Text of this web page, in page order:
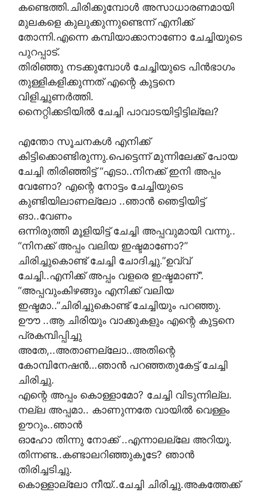
കണ്ടെത്തി.ചിരിക്കുമ്പോൾ അസാധാരണമായി
മുലകളെ കുലുക്കുന്നുണ്ടെന്ന് എനിക്ക്
തോന്നി.എന്നെ കമ്പിയാക്കാനാണോ ചേച്ചിയുടെ
പുറപ്പാട്.
തിരിഞ്ഞു നടക്കുമ്പോൾ ചേച്ചിയുടെ പിൻഭാഗം
തുള്ളികളിക്കുന്നത് എന്റെ കുട്ടനെ
വിളിച്ചുണർത്തി.
നൈറ്റിക്കടിയിൽ ചേച്ചി പാവാടയിട്ടിട്ടില്ലേ?
എന്തോ സൂചനകൾ എനിക്ക്
കിട്ടിക്കൊണ്ടിരുന്നു.പെട്ടെന്ന് മുന്നിലേക്ക് പോയ
ചേച്ചി തിരിഞ്ഞിട്ട് “എടാ..നിനക്ക് ഇനി അപ്പം
വേണോ? എന്റെ നോട്ടം ചേച്ചിയുടെ
കുണ്ടിയിലാണല്ലോ ..ഞാൻ ഞെട്ടിയിട്ട്
ങാ..വേണം
ഒന്നിരുത്തി മൂളിയിട്ട് ചേച്ചി അപ്പവുമായി വന്നു..
“നിനക്ക് അപ്പം വലിയ ഇഷ്ടമാണോ?”
ചിരിച്ചുകൊണ്ട് ചേച്ചി ചോദിച്ചു.”ഉവ്വ്
ചേച്ചി..എനിക്ക് അപ്പം വളരെ ഇഷ്ടമാണ്”.
“അപ്പവുംകിഴങ്ങും എനിക്ക് വലിയ
ഇഷ്ടമാ..”ചിരിച്ചുകൊണ്ട് ചേച്ചിയും പറഞ്ഞു.
ഊൗ ..ആ ചിരിയും വാക്കുകളും എന്റെ കുട്ടനെ
പ്രകമ്പിപ്പിച്ചു
അതേ,..അതാണല്ലോ..അതിന്റെ
കോമ്പിനേഷൻ…ഞാൻ പറഞ്ഞതുകേട്ട് ചേച്ചി
ചിരിച്ചു.
എന്റെ അപ്പം കൊള്ളാമോ? ചേച്ചി വിടുന്നില്ല.
നല്ല അപ്പമാ.. കാണുന്നതേ വായിൽ വെള്ളം
ഊറും..ഞാൻ
ഓഹോ തിന്നു നോക്ക് ..എന്നാലല്ലേ അറിയൂ.
തിന്നണ്ട..കണ്ടാലറിഞ്ഞുകൂടേ? ഞാൻ
തിരിച്ചടിച്ചു.
കൊള്ളാല്ലോ നീയ്..ചേച്ചി ചിരിച്ചു.അകത്തേക്ക്